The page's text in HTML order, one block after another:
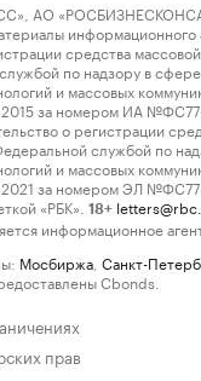
АО
информационного
средства
по надзору в сфере
и массовых
за номером ИА
о регистрации
службой по
и массовых
за номером ЭЛ
«РБК».
18+
информационное
Мосбиржа Санкт-
Cbonds.
прав